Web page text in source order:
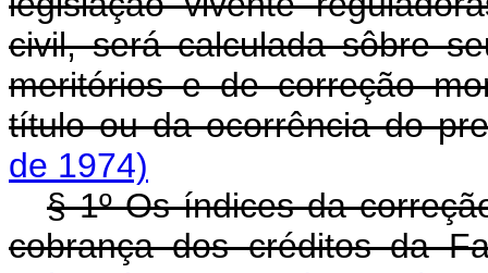
civil, será calculada sôbre
meritórios e de correção
título ou da ocorrência do
de 1974)
§ 1º Os índices da
cobrança dos créditos da